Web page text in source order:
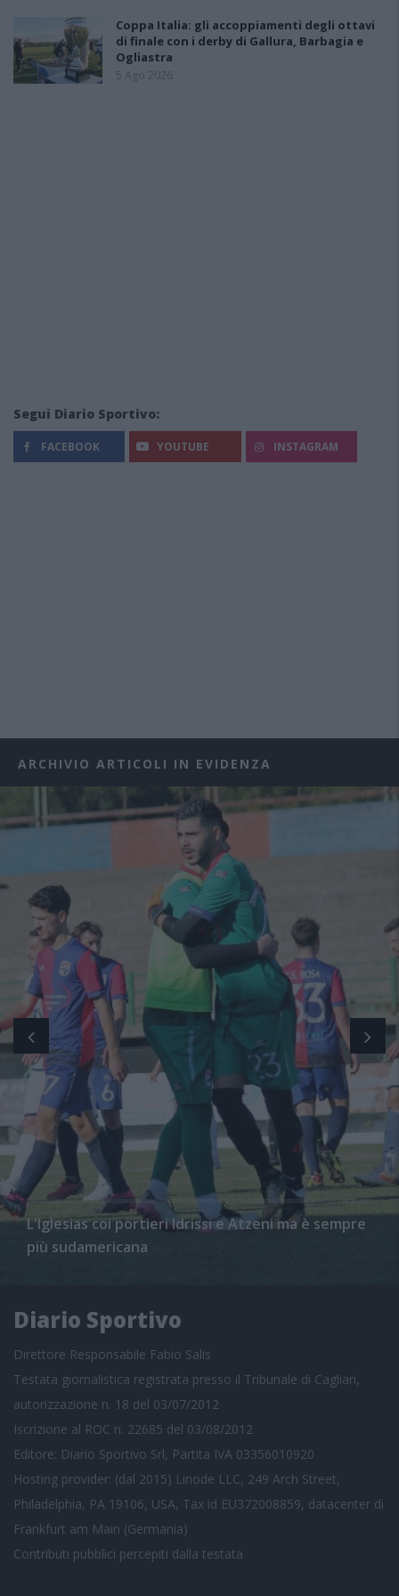
Coppa Italia: gli accoppiamenti degli ottavi
di finale con i derby di Gallura, Barbagia e
Ogliastra
5 Ago 2026
Segui Diario Sportivo:
FACEBOOK YOUTUBE INSTAGRAM
ARCHIVIO ARTICOLI IN EVIDENZA
L'Iglesias coi portieri Idrissi e Atzeni ma è sempre
più sudamericana
Diario Sportivo
Direttore Responsabile Fabio Salis
Testata giornalistica registrata presso il Tribunale di Cagliari,
autorizzazione n. 18 del 03/07/2012
Iscrizione al ROC n. 22685 del 03/08/2012
Editore: Diario Sportivo Srl, Partita IVA 03356010920
Hosting provider: (dal 2015) Linode LLC, 249 Arch Street,
Philadelphia, PA 19106, USA, Tax id EU372008859, datacenter di
Frankfurt am Main (Germania)
Contributi pubblici percepiti dalla testata